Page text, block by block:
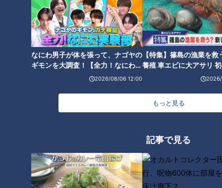
なにわ男子が体を張って、ナゴヤの
ギモンを大調査！【全力！なにわ実
験部～ナゴヤのギモン、ガチ検証
2026/08/06 12:00
【特集】篠島の漁業を救
養殖 車エビに大アサリ
もっと見る
記事で見る
●お父様・三郎先生直伝、ドレッシングで下味を付けて味に奥
行きをだす「ポテトサラダ」
●宮本先生幼少期の思い出の味「ロッククッキー」は、生地の
型抜きがいらず初心者向け
３月16日(月) コンビーフのロールキャベツ
３月17日(火) サーモンピラフ